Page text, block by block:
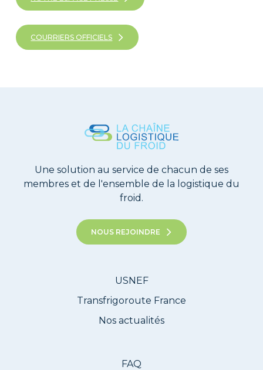
COURRIERS OFFICIELS
Une solution au service de chacun de ses
membres et de l'ensemble de la logistique du
froid.
NOUS REJOINDRE
USNEF
Transfrigoroute France
Nos actualités
FAQ